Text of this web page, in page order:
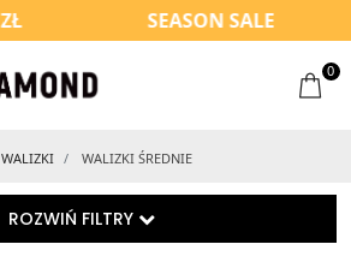
SEASON SALE
0
WALIZKI WALIZKI ŚREDNIE
ROZWIŃ FILTRY